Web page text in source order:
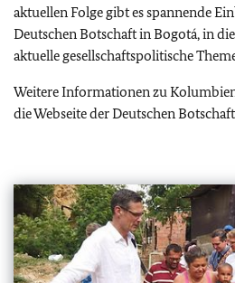
aktuellen Folge gibt es spannende
Deutschen Botschaft in Bogotá, in
aktuelle gesellschaftspolitische
Weitere Informationen zu
die Webseite der Deutschen